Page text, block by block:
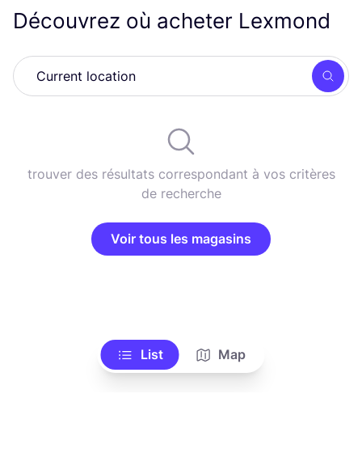
Découvrez où acheter Lexmond
trouver des résultats correspondant à vos critères
de recherche
Voir tous les magasins
List Map